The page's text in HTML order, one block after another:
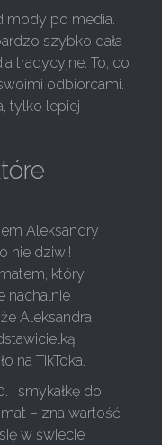
mody po media.
szybko dała
tradycyjne. To, co
odbiorcami.
tylko lepiej
Aleksandry
nie dziwi!
który
nachalnie
Aleksandra
na TikToka.
i smykałkę do
– zna wartość
w świecie